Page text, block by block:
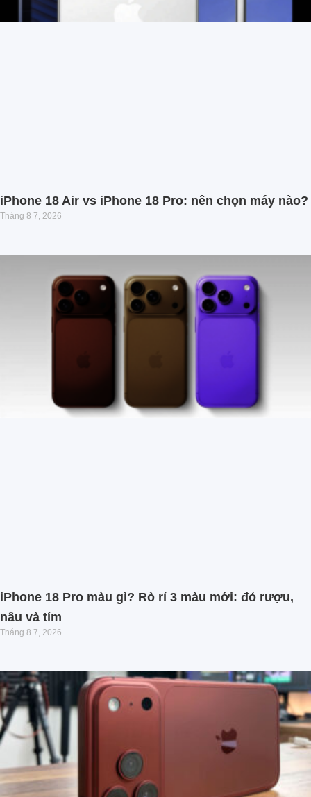
iPhone 18 Air vs iPhone 18 Pro: nên chọn máy nào?
Tháng 8 7, 2026
iPhone 18 Pro màu gì? Rò rỉ 3 màu mới: đỏ rượu,
nâu và tím
Tháng 8 7, 2026